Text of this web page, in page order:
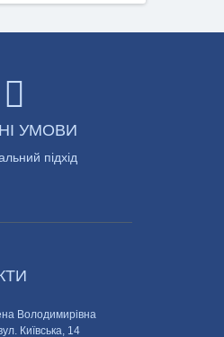
УМОВИ
підхід
Володимирівна
Київська, 14